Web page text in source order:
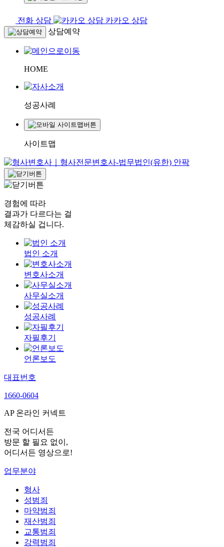
전화 상담
카카오 상담
상담예약
HOME
성공사례
사이트맵
경험에 따라
결과가 다르다는 걸
체감하실 겁니다.
법인 소개
변호사소개
사무실소개
성공사례
자필후기
언론보도
대표번호
1660-0604
AP 온라인 커넥트
전국 어디서든
방문 할 필요 없이,
어디서든 영상으로!
업무분야
형사
성범죄
마약범죄
재산범죄
교통범죄
강력범죄